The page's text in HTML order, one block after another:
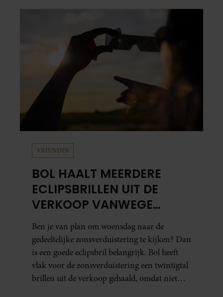
VRIENDIN
BOL HAALT MEERDERE
ECLIPSBRILLEN UIT DE
VERKOOP VANWEGE
TWIJFELS OVER VEILIGHEID
Ben je van plan om woensdag naar de
gedeeltelijke zonsverduistering te kijken? Dan
is een goede eclipsbril belangrijk. Bol heeft
vlak voor de zonsverduistering een twintigtal
brillen uit de verkoop gehaald, omdat niet